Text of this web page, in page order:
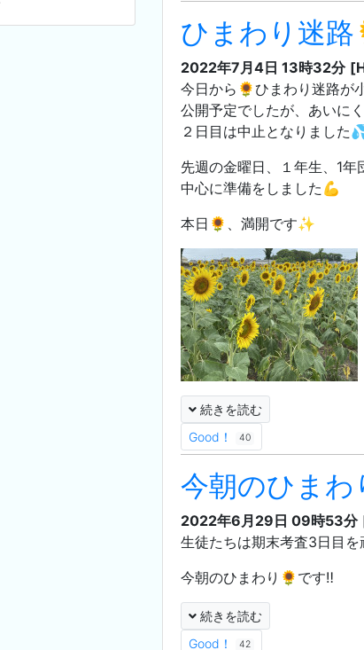
ひまわり迷
2022年7月4日 13時32分
今日から🌻ひまわり迷路が
公開予定でしたが、あいに
２日目は中止となりました
先週の金曜日、１年生、1年
中心に準備をしました💪
本日🌻、満開です✨
続きを読む
Good！
40
今朝のひまわ
2022年6月29日 09時53分
生徒たちは期末考査3日目
今朝のひまわり🌻です‼️
続きを読む
Good！
42